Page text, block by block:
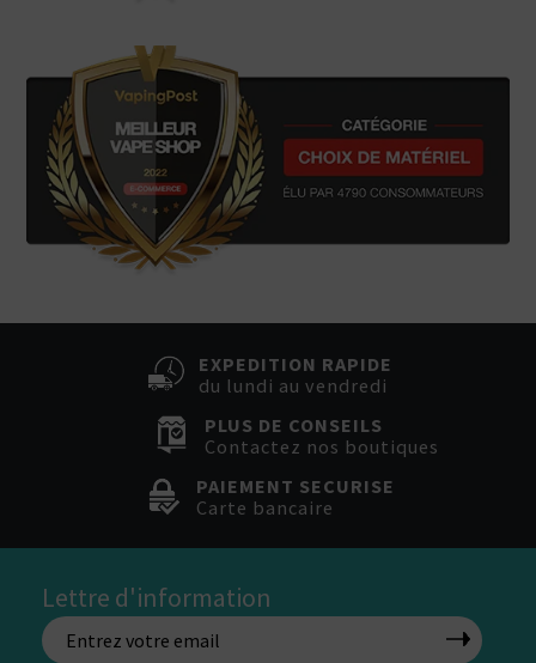
EXPEDITION RAPIDE
du lundi au vendredi
PLUS DE CONSEILS
Contactez nos boutiques
PAIEMENT SECURISE
Carte bancaire
Lettre d'information